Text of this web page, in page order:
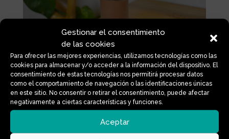
Gestionar el consentimiento
de las cookies
Para ofrecer las mejores experiencias, utilizamos tecnologías como las
cookies para almacenar y/o acceder a la información del dispositivo. El
consentimiento de estas tecnologías nos permitirá procesar datos
como el comportamiento de navegación o las identificaciones únicas
en este sitio. No consentir o retirar el consentimiento, puede afectar
negativamente a ciertas características y funciones.
Aceptar
MAQUILLAJE FLUIDO 706
40,00€ IVA Incluido